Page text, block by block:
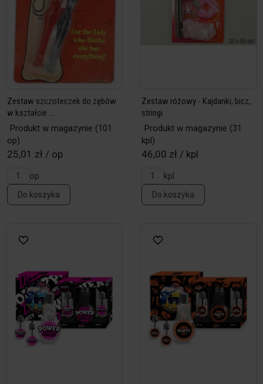
Zestaw szczoteczek do zębów
w kształcie ...
Produkt w magazynie (101
op)
25,01 zł / op
op
Do koszyka
Zestaw różowy - Kajdanki, bicz,
stringi
Produkt w magazynie (31
kpl)
46,00 zł / kpl
kpl
Do koszyka